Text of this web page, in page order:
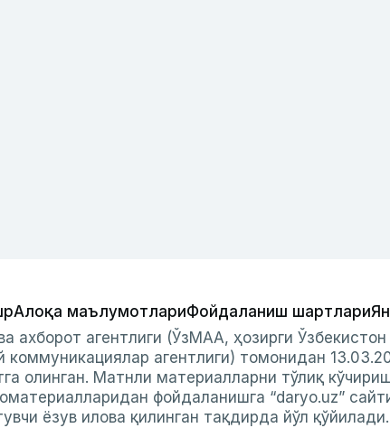
Алоқа маълумотлариФойдаланиш шартлари
ахборот агентлиги (ЎзМАА, ҳозирги
агентлиги) томонидан
олинган. Матнли материалларни тўлиқ
фойдаланишга “daryo.uz”
ёзув илова қилинган тақдирда йўл қўйилади.